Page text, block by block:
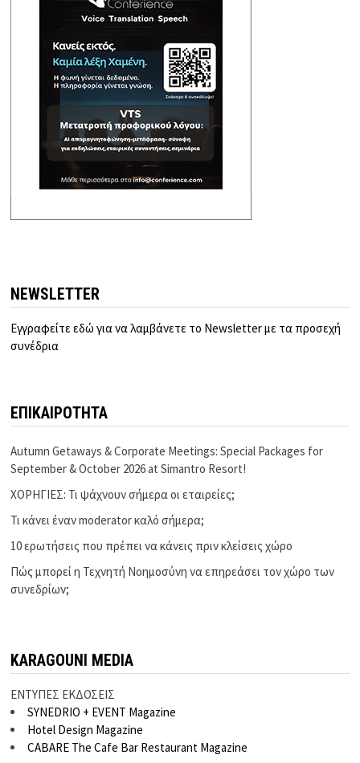
NEWSLETTER
Εγγραφείτε εδώ για να λαμβάνετε το Newsletter με τα προσεχή
συνέδρια
ΕΠΙΚΑΙΡΟΤΗΤΑ
Autumn Getaways & Corporate Meetings: Special Packages for
September & October 2026 at Simantro Resort!
ΧΟΡΗΓΙΕΣ: Τι ψάχνουν σήμερα οι εταιρείες;
Τι κάνει έναν moderator καλό σήμερα;
10 ερωτήσεις που πρέπει να κάνεις πριν κλείσεις χώρο
Πώς μπορεί η Τεχνητή Νοημοσύνη να επηρεάσει τον χώρο των
συνεδρίων;
KARAGOUNI MEDIA
ΕΝΤΥΠΕΣ ΕΚΔΟΣΕΙΣ
SYNEDRIO + EVENT Magazine
Hotel Design Magazine
CABARE The Cafe Bar Restaurant Magazine